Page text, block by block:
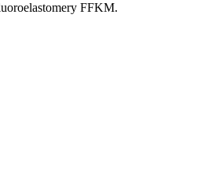
FFKM.